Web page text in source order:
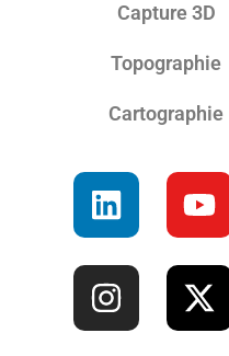
Capture 3D
Topographie
Cartographie